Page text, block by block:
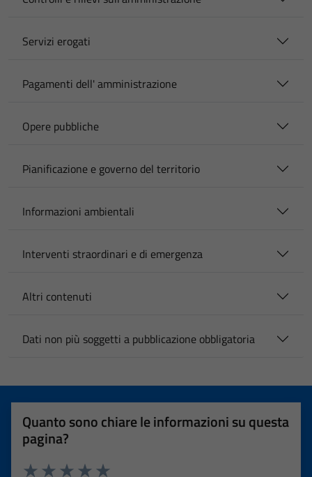
Servizi erogati
Pagamenti dell' amministrazione
Opere pubbliche
Pianificazione e governo del territorio
Informazioni ambientali
Interventi straordinari e di emergenza
Altri contenuti
Dati non più soggetti a pubblicazione obbligatoria
Quanto sono chiare le informazioni su questa
pagina?